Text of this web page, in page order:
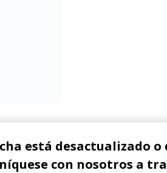
está desactualizado
con nosotros a